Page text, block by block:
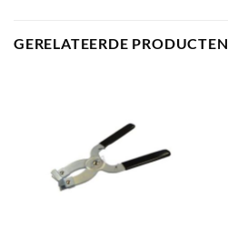
GERELATEERDE PRODUCTEN